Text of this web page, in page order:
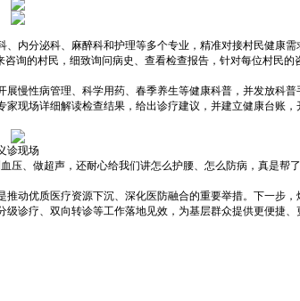
内分泌科、麻醉科和护理等多个专业，精准对接村民健康
询的村民，细致询问病史、查看检查报告，针对每位村民的
慢性病管理、科学用药、春季养生等健康科普，并发放科普
现场详细解读检查结果，给出诊疗建议，并建立健康台账
诊现场
、做超声，还耐心给我们讲怎么护腰、怎么防病，真是帮
动优质医疗资源下沉、深化医防融合的重要举措。下一步
诊疗、双向转诊等工作落地见效，为基层群众提供更便捷